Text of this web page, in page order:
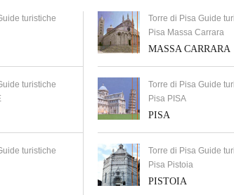
turistiche
turistiche
turistiche
Torre di Pisa Guide
Pisa Massa Carrara
MASSA CARRARA
Torre di Pisa Guide
Pisa PISA
PISA
Torre di Pisa Guide
Pisa Pistoia
PISTOIA